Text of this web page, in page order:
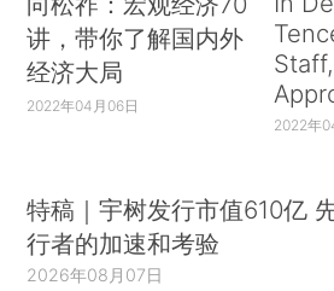
讲，带你了解国内外
经济大局
2022年04月06日
2022年
特稿｜宇树发行市值610亿
行者的加速和考验
2026年08月07日